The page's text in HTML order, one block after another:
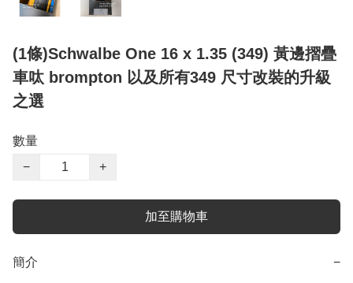
(1條)Schwalbe One 16 x 1.35 (349) 黃邊摺疊
車呔 brompton 以及所有349 尺寸改裝的升級
之選
數量
−
+
加至購物車
簡介 −